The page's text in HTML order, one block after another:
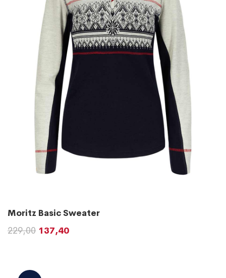
Moritz Basic Sweater
229,00 137,40